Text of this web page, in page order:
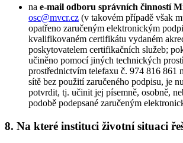
na e-mail odboru správních činností
osc@mvcr.cz (v takovém případě však
opatřeno zaručeným elektronickým
kvalifikovaném certifikátu vydaném
poskytovatelem certifikačních služeb;
učiněno pomocí jiných technických
prostřednictvím telefaxu č. 974 816 861
sítě bez použití zaručeného podpisu, je
potvrdit, tj. učinit jej písemně, osobně,
podobě podepsané zaručeným
8. Na které instituci životní situaci